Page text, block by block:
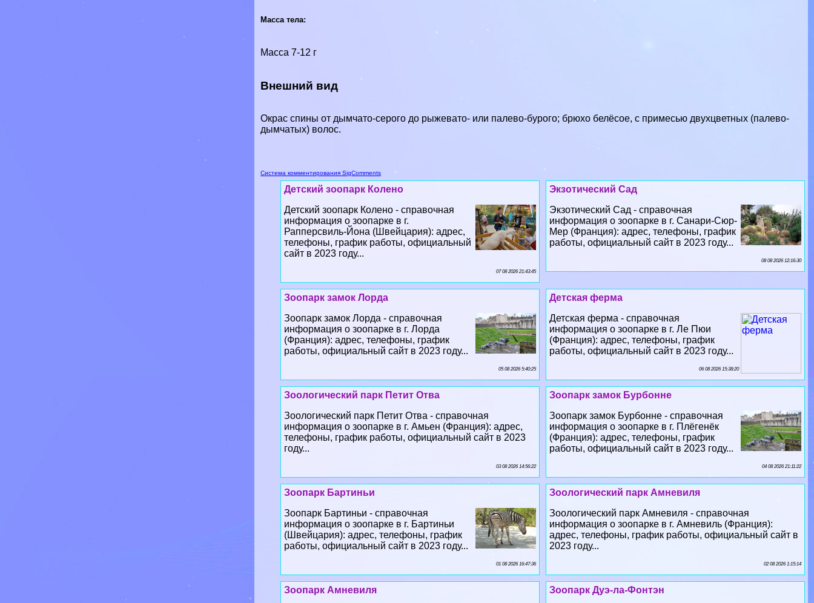
Масса тела:
Масса 7-12 г
Внешний вид
Окрас спины от дымчато-серого до рыжевато- или палево-бурого; брюхо белёсое, с примесью двухцветных (палево-
дымчатых) волос.
Система комментирования SigComments
Экзотический Сад
Экзотический Сад - справочная
информация о зоопарке в г. Санари-Сюр-
Мер (Франция): адрес, телефоны, график
работы, официальный сайт в 2023 году...
08 08 2026 12:16:30
Детский зоопарк Колено
Детский зоопарк Колено - справочная
информация о зоопарке в г.
Рапперсвиль-Йона (Швейцария): адрес,
телефоны, график работы, официальный
сайт в 2023 году...
07 08 2026 21:43:45
Детская ферма
Детская ферма - справочная
информация о зоопарке в г. Ле Пюи
(Франция): адрес, телефоны, график
работы, официальный сайт в 2023 году...
06 08 2026 15:38:20
Зоопарк замок Лорда
Зоопарк замок Лорда - справочная
информация о зоопарке в г. Лорда
(Франция): адрес, телефоны, график
работы, официальный сайт в 2023 году...
05 08 2026 5:40:25
Зоопарк замок Бурбонне
Зоопарк замок Бурбонне - справочная
информация о зоопарке в г. Плёгенёк
(Франция): адрес, телефоны, график
работы, официальный сайт в 2023 году...
04 08 2026 21:11:22
Зоологический парк Петит Отва
Зоологический парк Петит Отва - справочная
информация о зоопарке в г. Амьен (Франция): адрес,
телефоны, график работы, официальный сайт в 2023
году...
03 08 2026 14:56:22
Зоологический парк Амневиля
Зоологический парк Амневиля - справочная
информация о зоопарке в г. Амневиль (Франция):
адрес, телефоны, график работы, официальный сайт в
2023 году...
02 08 2026 1:15:14
Зоопарк Бартиньи
Зоопарк Бартиньи - справочная
информация о зоопарке в г. Бартиньи
(Швейцария): адрес, телефоны, график
работы, официальный сайт в 2023 году...
01 08 2026 16:47:36
Зоопарк Дуэ-ла-Фонтэн
Зоопарк Амневиля